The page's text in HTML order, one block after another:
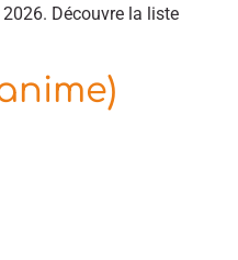
Découvre la liste